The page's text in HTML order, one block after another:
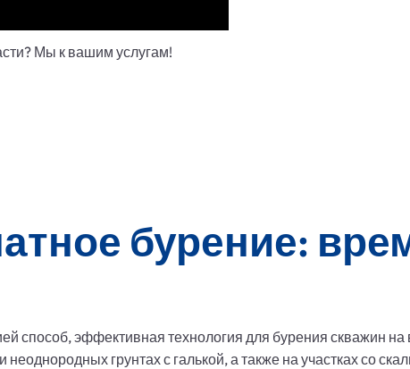
Мы к вашим услугам!
бурение:
способ, эффективная технология для бурения скважин на
грунтах с галькой, а также на участках со